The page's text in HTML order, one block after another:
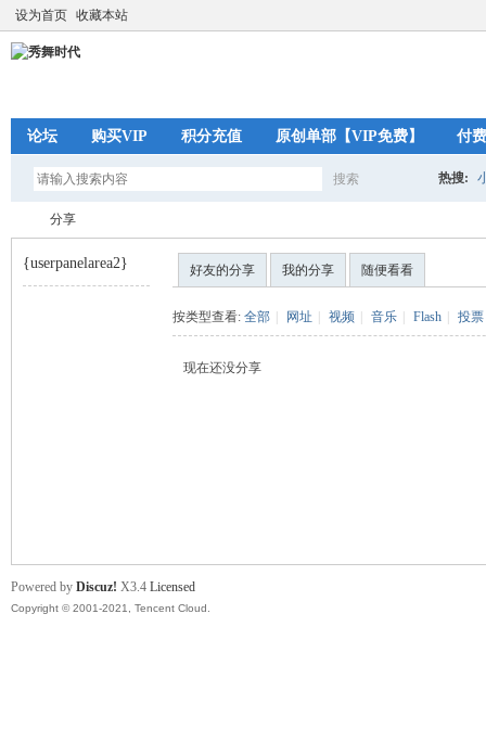
设为首页 收藏本站
论坛 购买VIP 积分充值 原创单部【VIP免费】 付
搜索 热搜:
分享
{userpanelarea2} 好友的分享 我的分享 随便看看
按类型查看: 全部 网址 视频 音乐 Flash 投票
现在还没分享
Powered by Discuz! X3.4 Licensed
Copyright © 2001-2021, Tencent Cloud.